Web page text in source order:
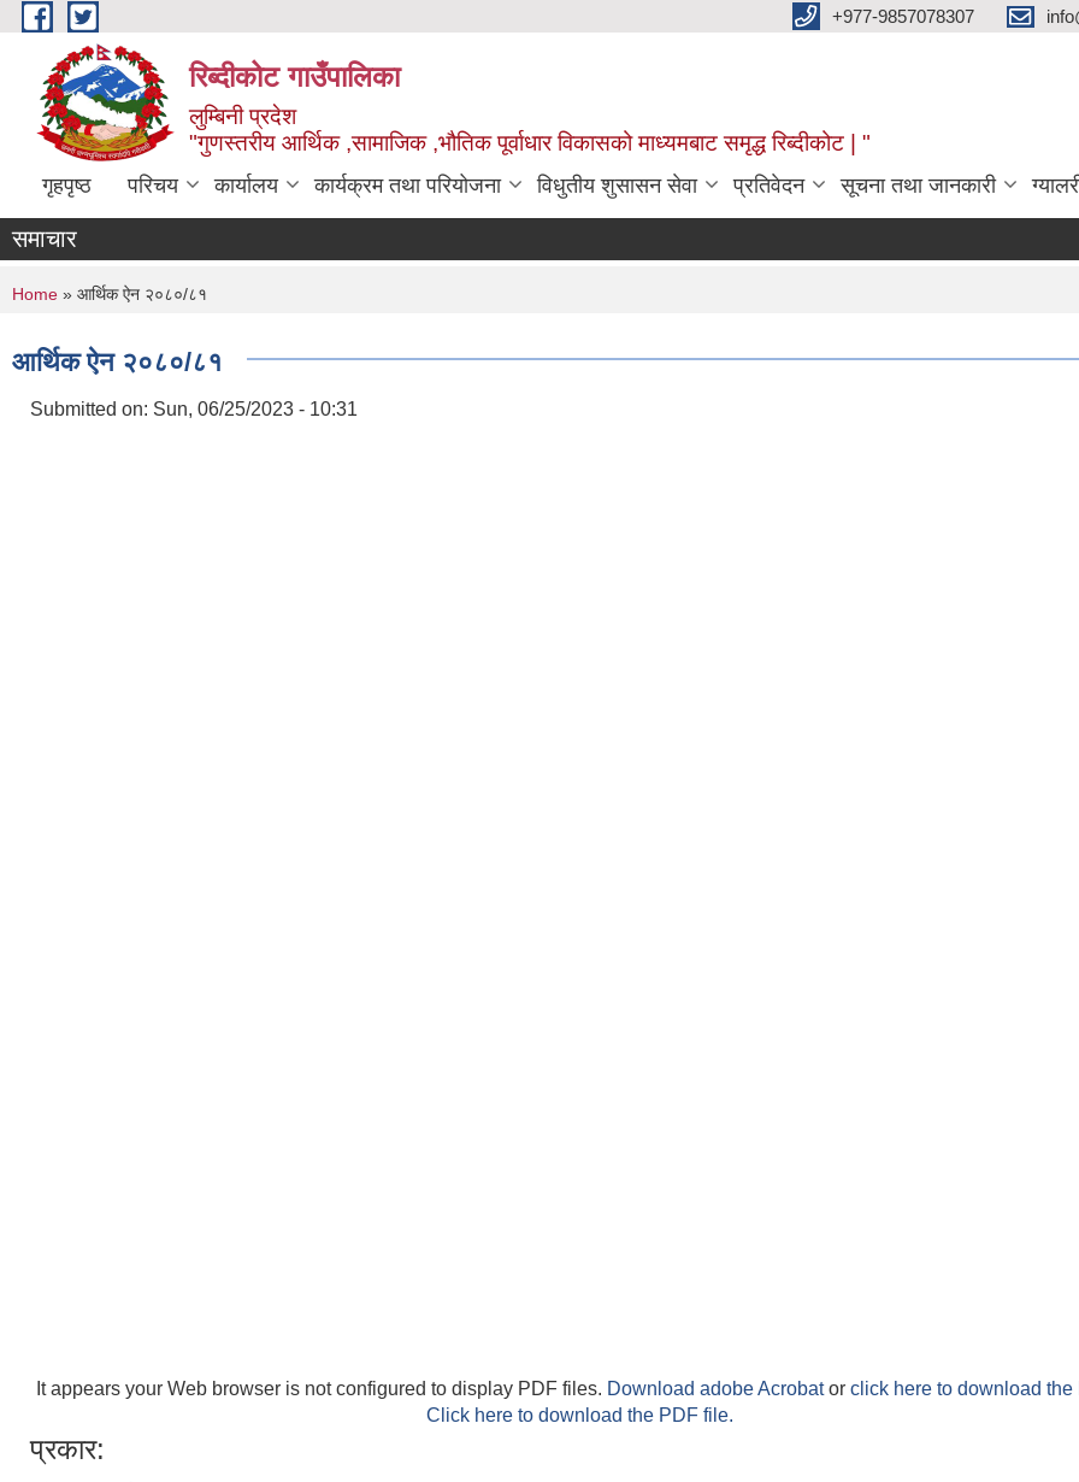
Skip to main content +977-9857078307
रिब्दीकोट गाउँपालिका
लुम्बिनी प्रदेश
"गुणस्तरीय आर्थिक ,सामाजिक ,भौतिक पूर्वाधार विकासको माध्यमबाट समृद्ध रिब्दीकोट | "
गृहपृष्ठ परिचय कार्यालय कार्यक्रम तथा परियोजना विधुतीय शुसासन सेवा प्रतिवेदन सूचना तथा जानकारी
समाचार
You are here
Home » आर्थिक ऐन २०८०/८१
आर्थिक ऐन २०८०/८१
Submitted on: Sun, 06/25/2023 - 10:31
It appears your Web browser is not configured to display PDF files. Download adobe Acrobator click here to download the
Click here to download the PDF file.
प्रकार: